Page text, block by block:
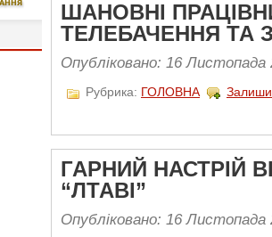
ШАНОВНІ
ТЕЛЕБАЧЕННЯ ТА
Опубліковано: 16 Листопада
Рубрика: ГОЛОВНА
ГАРНИЙ НАСТРІЙ
“ЛТАВІ”
Опубліковано: 16 Листопада